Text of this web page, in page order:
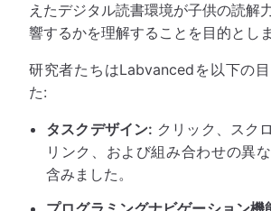
えたデジタル読書環境が子供の読解
響するかを理解することを目的としま
研究者たちはLabvancedを以下の
た:
タスクデザイン: クリック、スク
リンク、および組み合わせの異
含みました。